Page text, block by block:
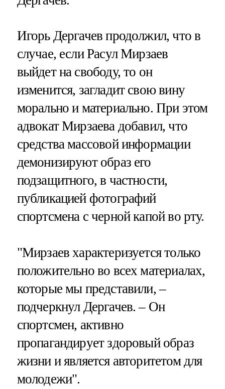
Игорь Дергачев продолжил, что в
случае, если Расул Мирзаев
выйдет на свободу, то он
изменится, загладит свою вину
морально и материально. При этом
адвокат Мирзаева добавил, что
средства массовой информации
демонизируют образ его
подзащитного, в частности,
публикацией фотографий
спортсмена с черной капой во рту.
"Мирзаев характеризуется только
положительно во всех материалах,
которые мы представили, –
подчеркнул Дергачев. – Он
спортсмен, активно
пропагандирует здоровый образ
жизни и является авторитетом для
молодежи".